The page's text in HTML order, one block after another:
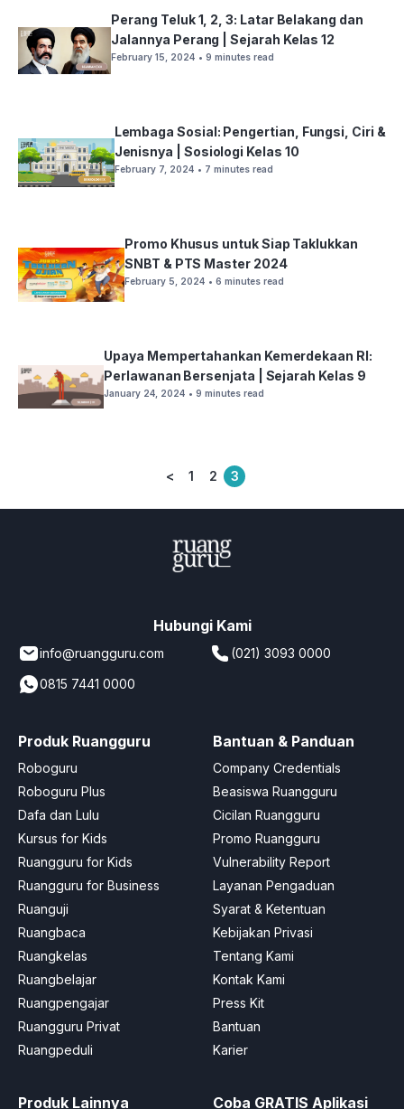
Perang Teluk 1, 2, 3: Latar Belakang dan
Jalannya Perang | Sejarah Kelas 12
February 15, 2024 • 9 minutes read
Lembaga Sosial: Pengertian, Fungsi, Ciri &
Jenisnya | Sosiologi Kelas 10
February 7, 2024 • 7 minutes read
Promo Khusus untuk Siap Taklukkan
SNBT & PTS Master 2024
February 5, 2024 • 6 minutes read
Upaya Mempertahankan Kemerdekaan RI:
Perlawanan Bersenjata | Sejarah Kelas 9
January 24, 2024 • 9 minutes read
Posts
< 1 2 3
Hubungi Kami
info@ruangguru.com
(021) 3093 0000
0815 7441 0000
Produk Ruangguru
Roboguru
Roboguru Plus
Dafa dan Lulu
Kursus for Kids
Ruangguru for Kids
Ruangguru for Business
Ruanguji
Ruangbaca
Ruangkelas
Ruangbelajar
Ruangpengajar
Ruangguru Privat
Ruangpeduli
Bantuan & Panduan
Company Credentials
Beasiswa Ruangguru
Cicilan Ruangguru
Promo Ruangguru
Vulnerability Report
Layanan Pengaduan
Syarat & Ketentuan
Kebijakan Privasi
Tentang Kami
Kontak Kami
Press Kit
Bantuan
Karier
Produk Lainnya Coba GRATIS Aplikasi